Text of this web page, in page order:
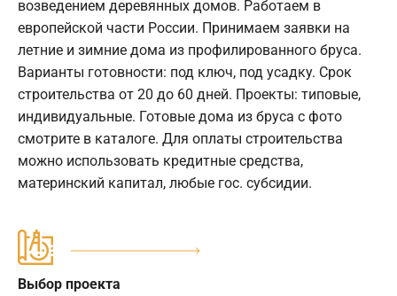
возведением деревянных домов. Работаем в
европейской части России. Принимаем заявки на
летние и зимние дома из профилированного бруса.
Варианты готовности: под ключ, под усадку. Срок
строительства от 20 до 60 дней. Проекты: типовые,
индивидуальные. Готовые дома из бруса с фото
смотрите в каталоге. Для оплаты строительства
можно использовать кредитные средства,
материнский капитал, любые гос. субсидии.
Выбор проекта